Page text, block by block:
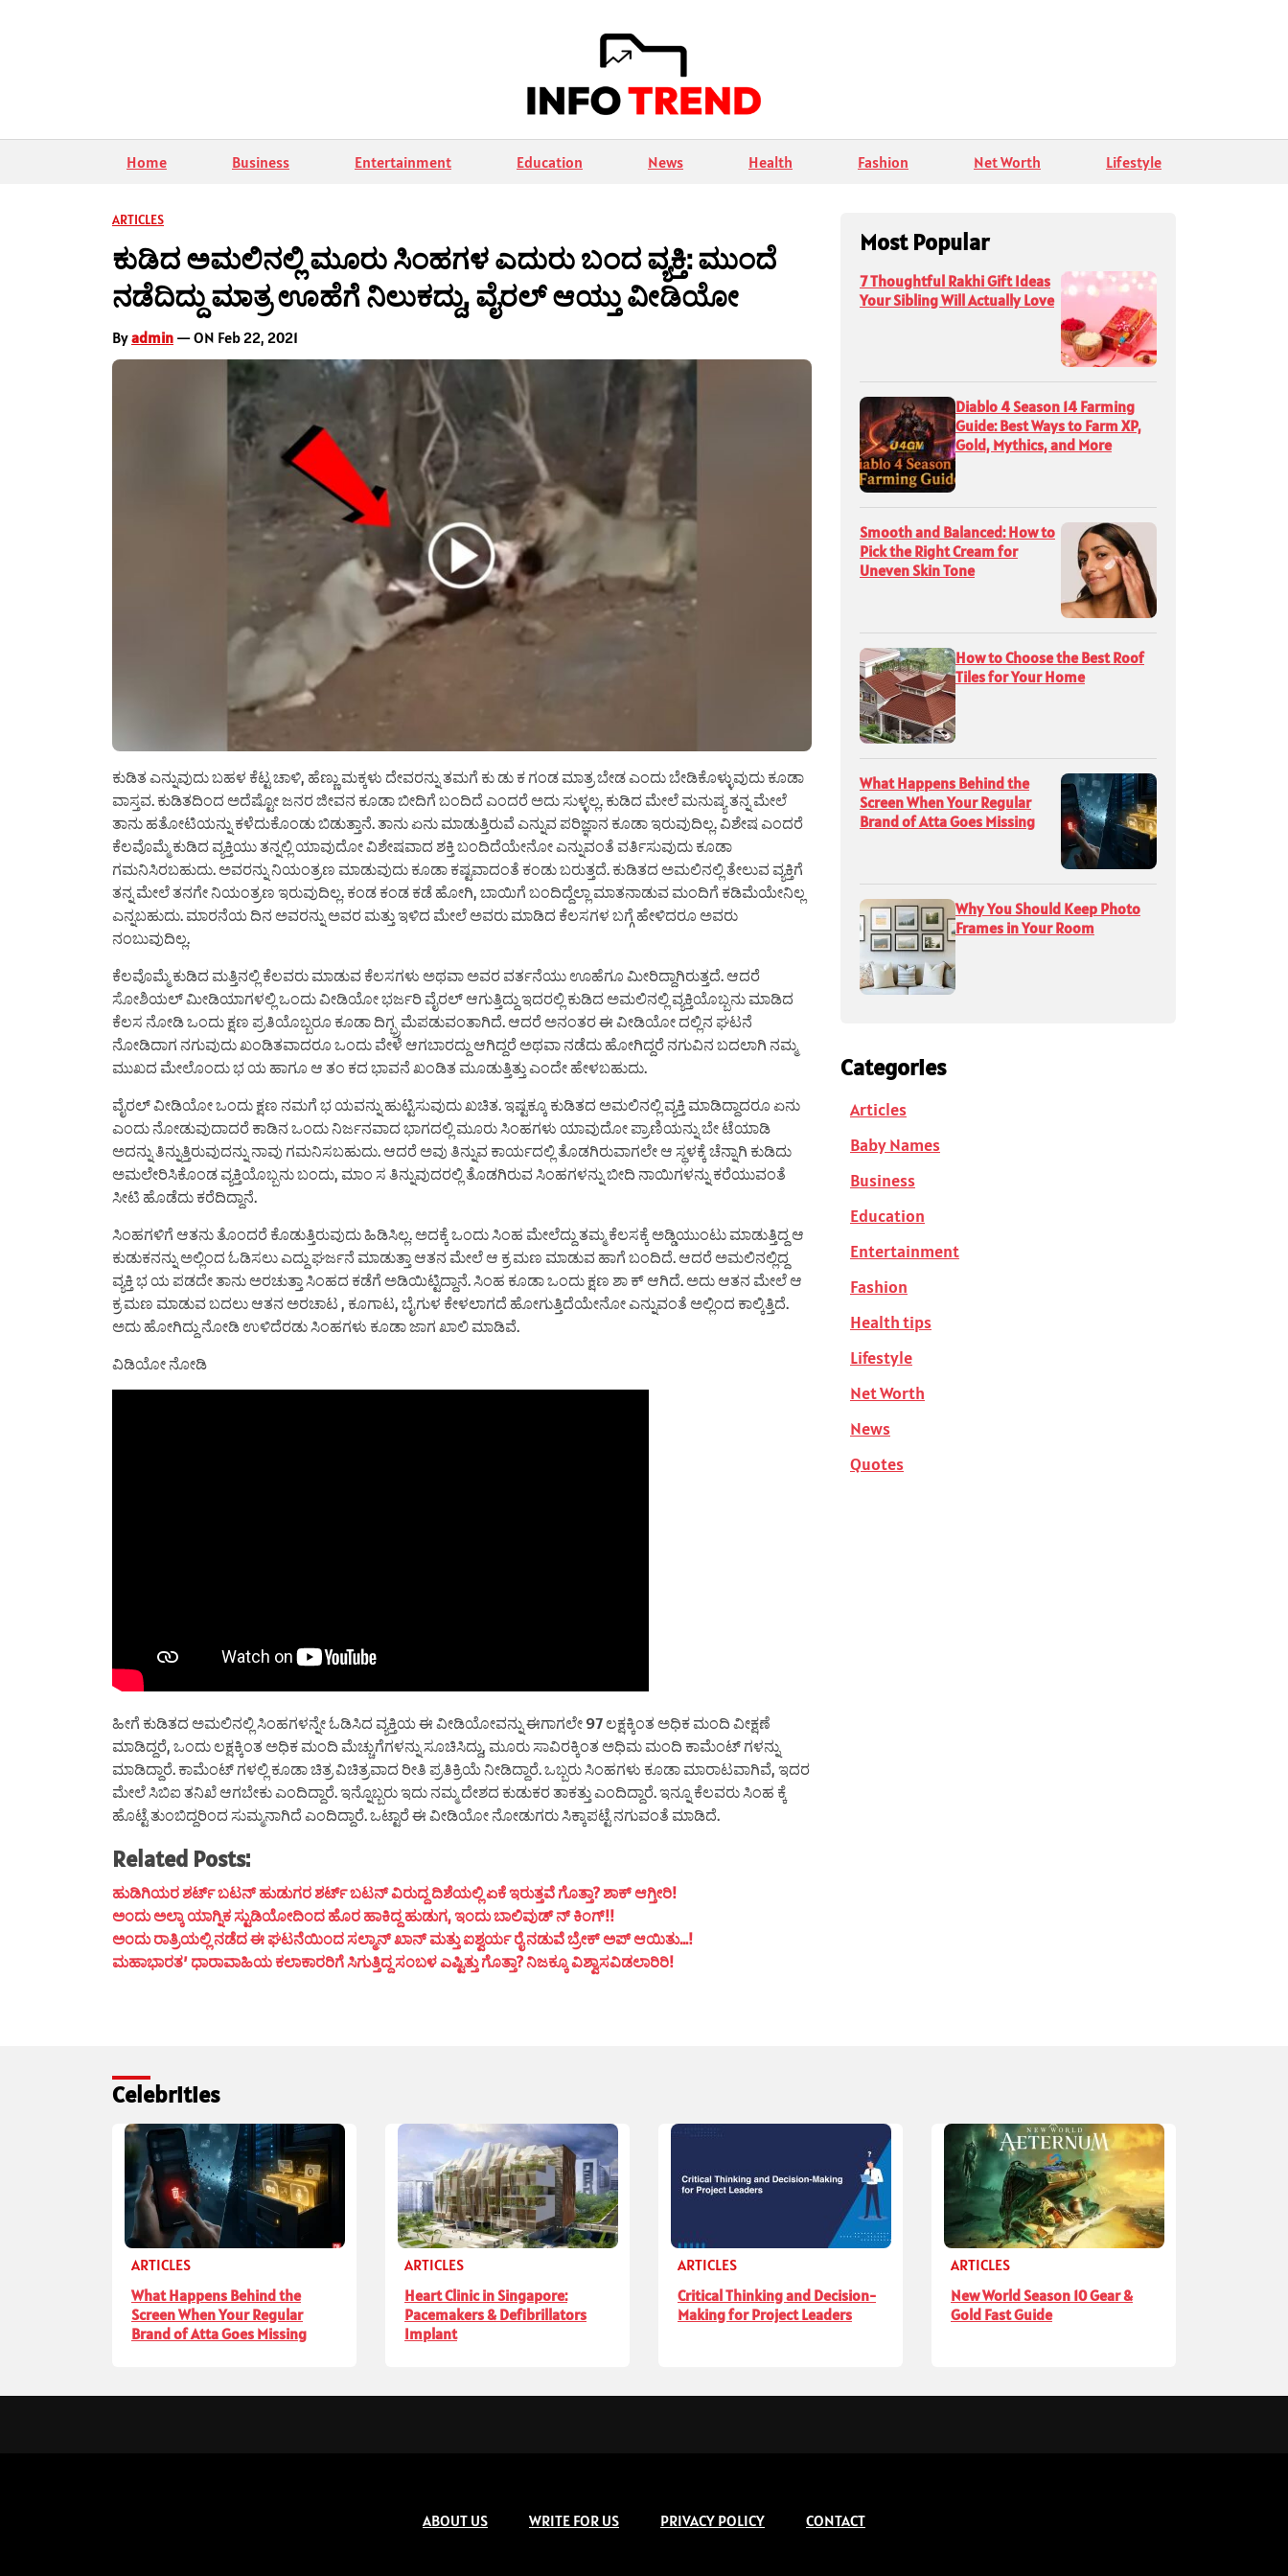
Home Business Entertainment Education News Health Fashion Net Worth Lifestyle
ARTICLES
ಕುಡಿದ ಅಮಲಿನಲ್ಲಿ ಮೂರು ಸಿಂಹಗಳ ಎದುರು ಬಂದ ವ್ಯಕ್ತಿ: ಮುಂದೆ
ನಡೆದಿದ್ದು ಮಾತ್ರ ಊಹೆಗೆ ನಿಲುಕದ್ದು, ವೈರಲ್ ಆಯ್ತು ವೀಡಿಯೋ
Byadmin — ON Feb 22, 2021
ಕುಡಿತ ಎನ್ನುವುದು ಬಹಳ ಕೆಟ್ಟ ಚಾಳಿ, ಹೆಣ್ಣು ಮಕ್ಕಳು ದೇವರನ್ನು ತಮಗೆ ಕು ಡು ಕ ಗಂಡ ಮಾತ್ರ ಬೇಡ ಎಂದು ಬೇಡಿಕೊಳ್ಳುವುದು ಕೂಡಾ
ವಾಸ್ತವ. ಕುಡಿತದಿಂದ ಅದೆಷ್ಟೋ ಜನರ‌ ಜೀವನ ಕೂಡಾ ಬೀದಿಗೆ ಬಂದಿದೆ ಎಂದರೆ ಅದು ಸುಳ್ಳಲ್ಲ. ಕುಡಿದ ಮೇಲೆ ಮನುಷ್ಯ ತನ್ನ ಮೇಲೆ
ತಾನು ಹತೋಟಿಯನ್ನು ಕಳೆದುಕೊಂಡು ಬಿಡುತ್ತಾನೆ. ತಾನು ಏನು ಮಾಡುತ್ತಿರುವೆ ಎನ್ನುವ ಪರಿಜ್ಞಾನ ಕೂಡಾ ಇರುವುದಿಲ್ಲ. ವಿಶೇಷ ಎಂದರೆ
ಕೆಲವೊಮ್ಮೆ ಕುಡಿದ ವ್ಯಕ್ತಿಯು ತನ್ನಲ್ಲಿ ಯಾವುದೋ ವಿಶೇಷವಾದ ಶಕ್ತಿ ಬಂದಿದೆಯೇನೋ ಎನ್ನುವಂತೆ ವರ್ತಿಸುವುದು ಕೂಡಾ
ಗಮನಿಸಿರಬಹುದು. ಅವರನ್ನು ನಿಯಂತ್ರಣ ಮಾಡುವುದು ಕೂಡಾ ಕಷ್ಟವಾದಂತೆ ಕಂಡು ಬರುತ್ತದೆ. ಕುಡಿತದ ಅಮಲಿನಲ್ಲಿ ತೇಲುವ ವ್ಯಕ್ತಿಗೆ
ತನ್ನ ಮೇಲೆ ತನಗೇ ನಿಯಂತ್ರಣ ಇರುವುದಿಲ್ಲ. ಕಂಡ ಕಂಡ ಕಡೆ ಹೋಗಿ, ಬಾಯಿಗೆ ಬಂದಿದ್ದೆಲ್ಲಾ ಮಾತನಾಡುವ ಮಂದಿಗೆ ಕಡಿಮೆಯೇನಿಲ್ಲ
ಎನ್ನಬಹುದು. ಮಾರನೆಯ ದಿನ ಅವರನ್ನು ಅವರ ಮತ್ತು ಇಳಿದ ಮೇಲೆ ಅವರು ಮಾಡಿದ ಕೆಲಸಗಳ ಬಗ್ಗೆ ಹೇಳಿದರೂ ಅವರು
ನಂಬುವುದಿಲ್ಲ.
ಕೆಲವೊಮ್ಮೆ ಕುಡಿದ ಮತ್ತಿನಲ್ಲಿ ಕೆಲವರು ಮಾಡುವ ಕೆಲಸಗಳು ಅಥವಾ ಅವರ ವರ್ತನೆಯು ಊಹೆಗೂ ಮೀರಿದ್ದಾಗಿರುತ್ತದೆ. ಆದರೆ
ಸೋಶಿಯಲ್ ಮೀಡಿಯಾಗಳಲ್ಲಿ ಒಂದು ವೀಡಿಯೋ ಭರ್ಜರಿ ವೈರಲ್ ಆಗುತ್ತಿದ್ದು ಇದರಲ್ಲಿ ಕುಡಿದ ಅಮಲಿನಲ್ಲಿ ವ್ಯಕ್ತಿಯೊಬ್ಬನು ಮಾಡಿದ
ಕೆಲಸ ನೋಡಿ ಒಂದು ಕ್ಷಣ ಪ್ರತಿಯೊಬ್ಬರೂ ಕೂಡಾ ದಿಗ್ಭ್ರಮೆಪಡುವಂತಾಗಿದೆ. ಆದರೆ ಅನಂತರ ಈ ವೀಡಿಯೋ ದಲ್ಲಿನ ಘಟನೆ
ನೋಡಿದಾಗ ನಗುವುದು ಖಂಡಿತವಾದರೂ ಒಂದು ವೇಳೆ ಆಗಬಾರದ್ದು ಆಗಿದ್ದರೆ ಅಥವಾ ನಡೆದು ಹೋಗಿದ್ದರೆ ನಗುವಿನ ಬದಲಾಗಿ ನಮ್ಮ
ಮುಖದ ಮೇಲೊಂದು ಭ ಯ ಹಾಗೂ ಆ ತಂ ಕದ ಭಾವನೆ ಖಂಡಿತ ಮೂಡುತ್ತಿತ್ತು ಎಂದೇ ಹೇಳಬಹುದು.
ವೈರಲ್ ವೀಡಿಯೋ ಒಂದು ಕ್ಷಣ ನಮಗೆ ಭ ಯವನ್ನು ಹುಟ್ಟಿಸುವುದು ಖಚಿತ‌. ಇಷ್ಟಕ್ಕೂ ಕುಡಿತದ ಅಮಲಿನಲ್ಲಿ ವ್ಯಕ್ತಿ ಮಾಡಿದ್ದಾದರೂ ಏನು
ಎಂದು ನೋಡುವುದಾದರೆ ಕಾಡಿನ ಒಂದು ನಿರ್ಜನವಾದ ಭಾಗದಲ್ಲಿ ಮೂರು ಸಿಂಹಗಳು ಯಾವುದೋ ಪ್ರಾಣಿಯನ್ನು ಬೇ ಟೆಯಾಡಿ
ಅದನ್ನು ತಿನ್ನುತ್ತಿರುವುದನ್ನು ನಾವು ಗಮನಿಸಬಹುದು. ಆದರೆ ಅವು ತಿನ್ನುವ ಕಾರ್ಯದಲ್ಲಿ ತೊಡಗಿರುವಾಗಲೇ ಆ ಸ್ಥಳಕ್ಕೆ ಚೆನ್ನಾಗಿ ಕುಡಿದು
ಅಮಲೇರಿಸಿಕೊಂಡ ವ್ಯಕ್ತಿಯೊಬ್ಬನು ಬಂದು, ಮಾಂ ಸ ತಿನ್ನುವುದರಲ್ಲಿ ತೊಡಗಿರುವ ಸಿಂಹಗಳನ್ನು ಬೀದಿ ನಾಯಿಗಳನ್ನು ಕರೆಯುವಂತೆ
ಸೀಟಿ ಹೊಡೆದು ಕರೆದಿದ್ದಾನೆ.
ಸಿಂಹಗಳಿಗೆ ಆತನು ತೊಂದರೆ ಕೊಡುತ್ತಿರುವುದು ಹಿಡಿಸಿಲ್ಲ. ಅದಕ್ಕೆ ಒಂದು ಸಿಂಹ ಮೇಲೆದ್ದು ತಮ್ಮ ಕೆಲಸಕ್ಕೆ ಅಡ್ಡಿಯುಂಟು ಮಾಡುತ್ತಿದ್ದ ಆ
ಕುಡುಕನನ್ನು ಅಲ್ಲಿಂದ ಓಡಿಸಲು ಎದ್ದು ಘರ್ಜನೆ ಮಾಡುತ್ತಾ ಆತನ ಮೇಲೆ ಆ ಕ್ರ ಮಣ ಮಾಡುವ ಹಾಗೆ ಬಂದಿದೆ‌. ಆದರೆ ಅಮಲಿನಲ್ಲಿದ್ದ
ವ್ಯಕ್ತಿ ಭ ಯ ಪಡದೇ ತಾನು ಅರಚುತ್ತಾ ಸಿಂಹದ ಕಡೆಗೆ ಅಡಿಯಿಟ್ಟಿದ್ದಾನೆ‌. ಸಿಂಹ ಕೂಡಾ ಒಂದು ಕ್ಷಣ ಶಾ ಕ್ ಆಗಿದೆ‌. ಅದು ಆತನ ಮೇಲೆ ಆ
ಕ್ರ ಮಣ ಮಾಡುವ ಬದಲು ಆತನ ಅರಚಾಟ , ಕೂಗಾಟ, ಬೈಗುಳ ಕೇಳಲಾಗದೆ ಹೋಗುತ್ತಿದೆಯೇನೋ ಎನ್ನುವಂತೆ ಅಲ್ಲಿಂದ ಕಾಲ್ಕಿತ್ತಿದೆ‌.
ಅದು ಹೋಗಿದ್ದು ನೋಡಿ ಉಳಿದೆರಡು ಸಿಂಹಗಳು ಕೂಡಾ ಜಾಗ ಖಾಲಿ ಮಾಡಿವೆ.
ವಿಡಿಯೋ ನೋಡಿ
ಹೀಗೆ ಕುಡಿತದ ಅಮಲಿನಲ್ಲಿ ಸಿಂಹಗಳನ್ನೇ ಓಡಿಸಿದ ವ್ಯಕ್ತಿಯ ಈ ವೀಡಿಯೋವನ್ನು ಈಗಾಗಲೇ 97 ಲಕ್ಷಕ್ಕಿಂತ ಅಧಿಕ ಮಂದಿ ವೀಕ್ಷಣೆ
ಮಾಡಿದ್ದರೆ, ಒಂದು ಲಕ್ಷಕ್ಕಿಂತ ಅಧಿಕ ಮಂದಿ ಮೆಚ್ಚುಗೆಗಳನ್ನು ಸೂಚಿಸಿದ್ದು, ಮೂರು ಸಾವಿರಕ್ಕಿಂತ ಅಧಿಮ ಮಂದಿ ಕಾಮೆಂಟ್ ಗಳನ್ನು
ಮಾಡಿದ್ದಾರೆ. ಕಾಮೆಂಟ್ ಗಳಲ್ಲಿ ಕೂಡಾ ಚಿತ್ರ ವಿಚಿತ್ರವಾದ ರೀತಿ ಪ್ರತಿಕ್ರಿಯೆ ನೀಡಿದ್ದಾರೆ. ಒಬ್ಬರು ಸಿಂಹಗಳು ಕೂಡಾ ಮಾರಾಟವಾಗಿವೆ, ಇದರ
ಮೇಲೆ ಸಿಬಿಐ ತನಿಖೆ ಆಗಬೇಕು ಎಂದಿದ್ದಾರೆ. ಇನ್ನೊಬ್ಬರು ಇದು ನಮ್ಮ ದೇಶದ ಕುಡುಕರ ತಾಕತ್ತು ಎಂದಿದ್ದಾರೆ. ಇನ್ನೂ ಕೆಲವರು ಸಿಂಹ ಕ್ಕೆ
ಹೊಟ್ಟೆ ತುಂಬಿದ್ದರಿಂದ ಸುಮ್ಮನಾಗಿದೆ ಎಂದಿದ್ದಾರೆ. ಒಟ್ಟಾರೆ ಈ ವೀಡಿಯೋ ನೋಡುಗರು ಸಿಕ್ಕಾಪಟ್ಟೆ ನಗುವಂತೆ ಮಾಡಿದೆ.
Related Posts:
ಹುಡಿಗಿಯರ ಶರ್ಟ್ ಬಟನ್ ಹುಡುಗರ ಶರ್ಟ್ ಬಟನ್ ವಿರುದ್ದ ದಿಶೆಯಲ್ಲಿ ಏಕೆ ಇರುತ್ತವೆ ಗೊತ್ತಾ? ಶಾಕ್ ಆಗ್ತೀರಿ!
ಅಂದು ಅಲ್ಕಾ ಯಾಗ್ನಿಕ ಸ್ಟುಡಿಯೋದಿಂದ ಹೊರ ಹಾಕಿದ್ದ ಹುಡುಗ, ಇಂದು ಬಾಲಿವುಡ್ ನ್ ಕಿಂಗ್!!
ಅಂದು ರಾತ್ರಿಯಲ್ಲಿ ನಡೆದ ಈ ಘಟನೆಯಿಂದ ಸಲ್ಮಾನ್ ಖಾನ್ ಮತ್ತು ಐಶ್ವರ್ಯ ರೈ ನಡುವೆ ಬ್ರೇಕ್ ಅಪ್ ಆಯಿತು…!
ಮಹಾಭಾರತ’ ಧಾರಾವಾಹಿಯ ಕಲಾಕಾರರಿಗೆ ಸಿಗುತ್ತಿದ್ದ ಸಂಬಳ ಎಷ್ಟಿತ್ತು ಗೊತ್ತಾ? ನಿಜಕ್ಕೂ ವಿಶ್ವಾಸವಿಡಲಾರಿರಿ!
Most Popular
7 Thoughtful Rakhi Gift Ideas
Your Sibling Will Actually Love
Diablo 4 Season 14 Farming
Guide: Best Ways to Farm XP,
Gold, Mythics, and More
Smooth and Balanced: How to
Pick the Right Cream for
Uneven Skin Tone
How to Choose the Best Roof
Tiles for Your Home
What Happens Behind the
Screen When Your Regular
Brand of Atta Goes Missing
Why You Should Keep Photo
Frames in Your Room
Categories
Articles
Baby Names
Business
Education
Entertainment
Fashion
Health tips
Lifestyle
Net Worth
News
Quotes
Celebrities
ARTICLES
What Happens Behind the
Screen When Your Regular
Brand of Atta Goes Missing
ARTICLES
Heart Clinic in Singapore:
Pacemakers & Defibrillators
Implant
ARTICLES
Critical Thinking and Decision-
Making for Project Leaders
ARTICLES
New World Season 10 Gear &
Gold Fast Guide
ABOUT US WRITE FOR US PRIVACY POLICY CONTACT